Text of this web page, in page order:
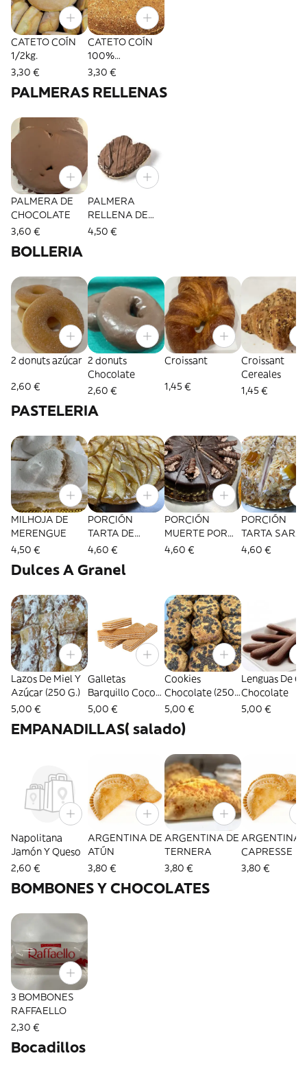
CATETO COÍN
1/2kg.
3,30 €
CATETO COÍN
100%
INTEGRAL 1/2
3,30 €
PALMERAS RELLENAS
PALMERA DE
CHOCOLATE
3,60 €
PALMERA
RELLENA DE
KINDER
4,50 €
BOLLERIA
2 donuts azúcar
2,60 €
2 donuts
Chocolate
2,60 €
Croissant
1,45 €
Croissant
Cereales
1,45 €
PASTELERIA
MILHOJA DE
MERENGUE
4,50 €
PORCIÓN
TARTA DE
MANZANA
4,60 €
PORCIÓN
MUERTE POR
CHOCOLATE
4,60 €
PORCIÓN
TARTA SARA
4,60 €
Dulces A Granel
Lazos De Miel Y
Azúcar (250 G.)
5,00 €
Galletas
Barquillo Coco
(250 G.)
5,00 €
Cookies
Chocolate (250
G.)
5,00 €
Lenguas De
Chocolate
5,00 €
EMPANADILLAS( salado)
Napolitana
Jamón Y Queso
2,60 €
ARGENTINA DE
ATÚN
3,80 €
ARGENTINA DE
TERNERA
3,80 €
ARGENTINA
CAPRESSE
3,80 €
BOMBONES Y CHOCOLATES
3 BOMBONES
RAFFAELLO
2,30 €
Bocadillos